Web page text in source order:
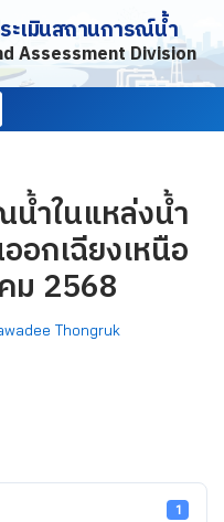
ะเมินสถานการณ์น้ำ
Assessment Division
ำในแหล่งน้ำ
อกเฉียงเหนือ
ม 2568
Thongruk
1